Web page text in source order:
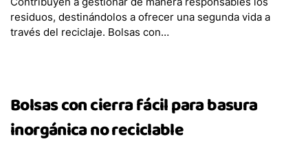
residuos, destinándolos a ofrecer una segunda vida a
través del reciclaje. Bolsas con…
Bolsas con cierra fácil para basura
inorgánica no reciclable